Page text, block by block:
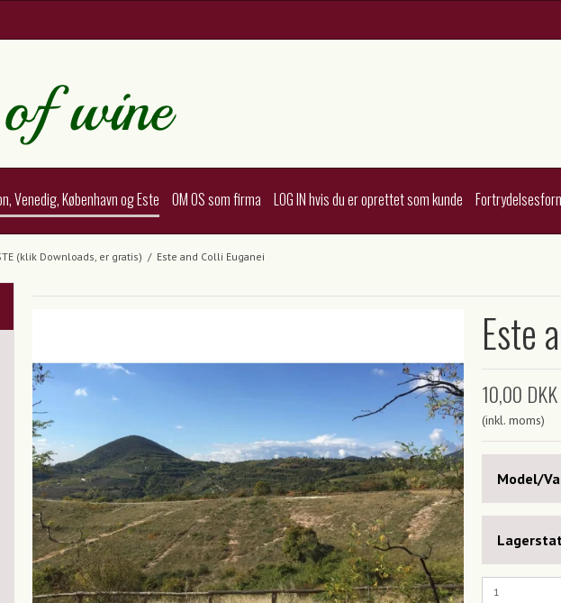
Venedig, København og Este OM OS som firma LOG IN hvis du er oprettet som kunde
(klik Downloads, er gratis) / Este and Colli Euganei
Este
10,00 DKK
(inkl. moms)
Model/